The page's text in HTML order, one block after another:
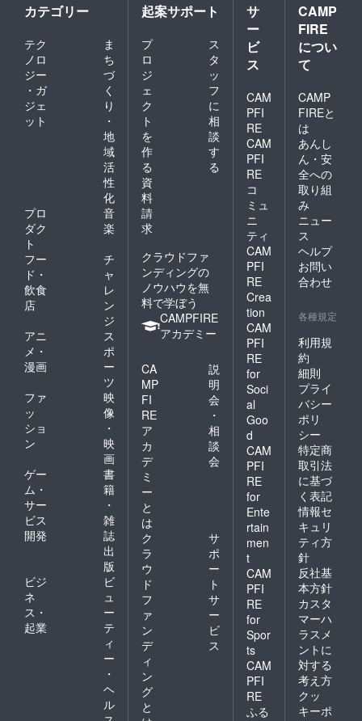
カテゴリー
テク
ノロ
ジー
・ガ
ジェ
ット
ま
ち
づ
く
り
・
地
域
活
性
化
プロ
ダク
ト
音
楽
フー
ド・
飲食
店
チ
ャ
レ
ン
ジ
アニ
メ・
漫画
ス
ポ
ー
ツ
ファ
ッ
ショ
ン
映
像
・
映
画
ゲー
ム・
サー
ビス
開発
書
籍
・
雑
誌
出
版
ビジ
ネ
ス・
起業
ビ
ュ
ー
テ
ィ
ー
・
ヘ
ル
起案サポート
プ
ロ
ジ
ェ
ク
ト
を
作
る
ス
タ
ッ
フ
に
相
談
す
る
資
料
請
求
クラウドファ
ンディングの
ノウハウを無
料で学ぼう
CAMPFIRE
アカデミー
CA
MP
FI
RE
ア
カ
デ
ミ
ー
と
は
説
明
会
・
相
談
会
ク
ラ
ウ
ド
フ
ァ
ン
デ
ィ
ン
グ
と
サ
ポ
ー
ト
サ
ー
ビ
ス
サ
ー
ビ
ス
CAM
PFI
RE
CAM
PFI
RE
コ
ミュ
ニ
ティ
CAM
PFI
RE
Crea
tion
CAM
PFI
RE
for
Soci
al
Goo
d
CAM
PFI
RE
for
Ente
rtain
men
t
CAM
PFI
RE
for
Spor
ts
CAM
PFI
RE
ふる
CAMP
FIRE
につい
て
CAMP
FIREと
は
あんし
ん・安
全への
取り組
み
ニュー
ス
ヘルプ
お問い
合わせ
各種規定
利用規
約
細則
プライ
バシー
ポリ
シー
特定商
取引法
に基づ
く表記
情報セ
キュリ
ティ方
針
反社基
本方針
カスタ
マーハ
ラスメ
ントに
対する
考え方
クッ
キーポ